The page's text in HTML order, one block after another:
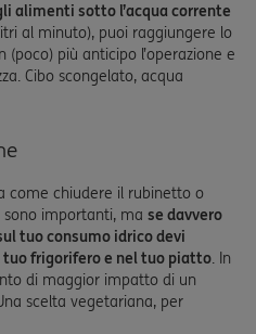
alimenti sotto l’acqua corrente
al minuto), puoi raggiungere lo
più anticipo l’operazione e
Cibo scongelato, acqua
come chiudere il rubinetto o
importanti, ma se davvero
tuo consumo idrico devi
tuo frigorifero e nel tuo piatto. In
di maggior impatto di un
scelta vegetariana, per